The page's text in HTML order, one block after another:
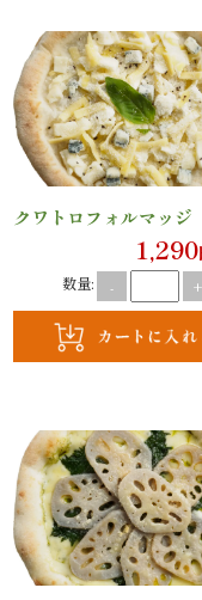
案
内
種
類
ら
選
幕
の
内
クワトロフォルマッジ
1,290
数量: - +